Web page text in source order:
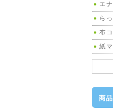
エ
ら
布
紙
商